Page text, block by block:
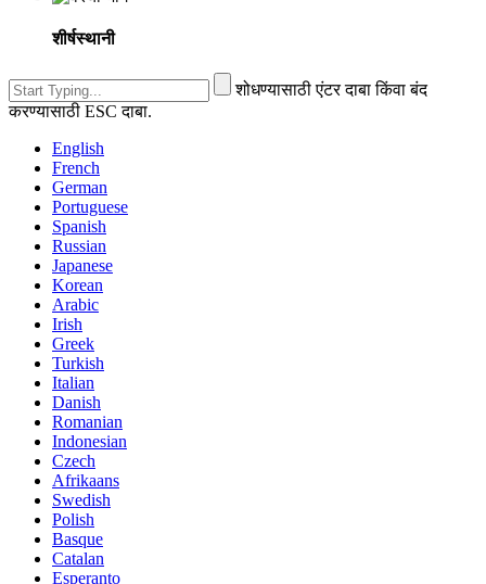
शीर्षस्थानी
शोधण्यासाठी एंटर दाबा किंवा बंद
करण्यासाठी ESC दाबा.
English
French
German
Portuguese
Spanish
Russian
Japanese
Korean
Arabic
Irish
Greek
Turkish
Italian
Danish
Romanian
Indonesian
Czech
Afrikaans
Swedish
Polish
Basque
Catalan
Esperanto